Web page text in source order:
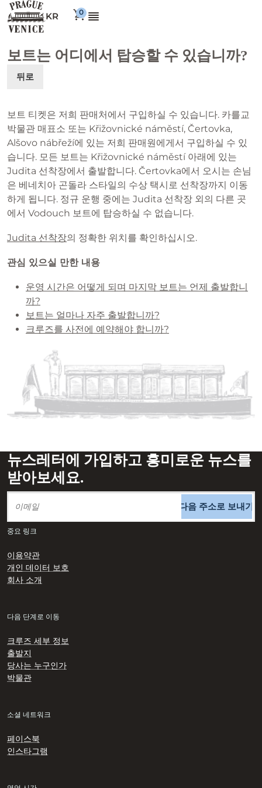
KR
보트는 어디에서 탑승할 수 있습니까?
뒤로
보트 티켓은 저희 판매처에서 구입하실 수 있습니다. 카를교
박물관 매표소 또는 Křižovnické náměstí, Čertovka,
Alšovo nábřeží에 있는 저희 판매원에게서 구입하실 수 있
습니다. 모든 보트는 Křižovnické náměstí 아래에 있는
Judita 선착장에서 출발합니다. Čertovka에서 오시는 손님
은 베네치아 곤돌라 스타일의 수상 택시로 선착장까지 이동
하게 됩니다. 정규 운행 중에는 Judita 선착장 외의 다른 곳
에서 Vodouch 보트에 탑승하실 수 없습니다.
Judita 선착장의 정확한 위치를 확인하십시오.
관심 있으실 만한 내용
운영 시간은 어떻게 되며 마지막 보트는 언제 출발합니
까?
보트는 얼마나 자주 출발합니까?
크루즈를 사전에 예약해야 합니까?
뉴스레터에 가입하고 흥미로운 뉴스를
받아보세요.
다음 주소로 보내기
중요 링크
이용약관
개인 데이터 보호
회사 소개
다음 단계로 이동
크루즈 세부 정보
출발지
당사는 누구인가
박물관
소셜 네트워크
페이스북
인스타그램